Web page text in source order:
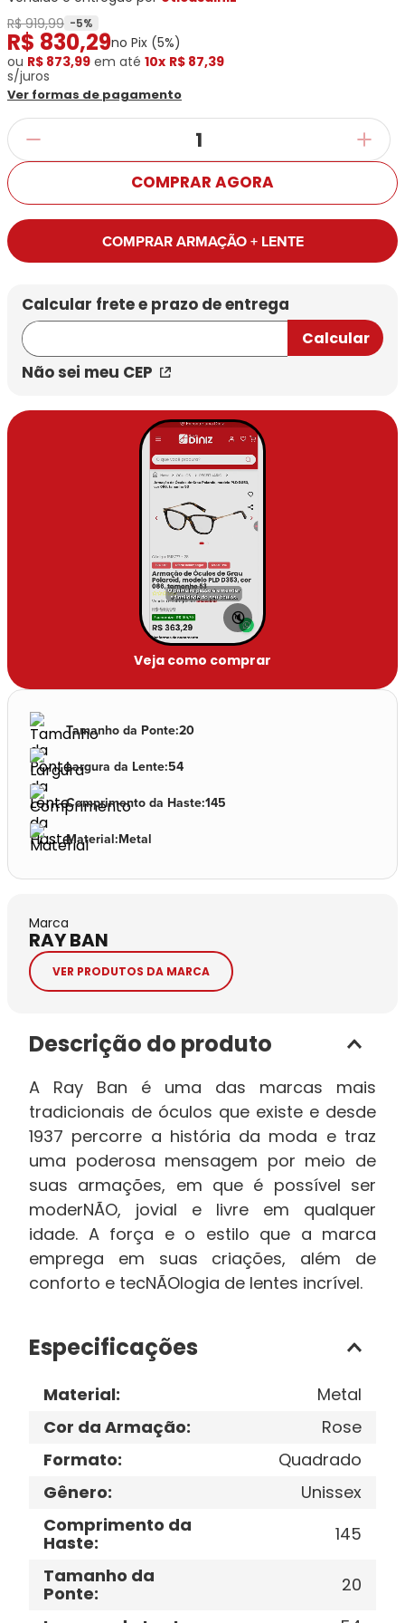
Ban
Todas
as
Marcas
Marcas
Exclusivas
Dii
Collection
Ono
Miu
Polaroid
Vogue
Todas
as
Marcas
Marcas
Exclusivas
Exclusivas
Bulget
Todas
as
Marcas
Marcas
Exclusivas
Dii
Ono
Unissex
Marcas
Exclusivas
Dii
Collection
DNZ
Hit
Ono
R$ 919,99 -5%
R$ 830,29no Pix (5%)
ou R$ 873,99 em até 10x R$ 87,39
s/juros
Ver formas de pagamento
COMPRAR AGORA
COMPRAR ARMAÇÃO + LENTE
Não sei meu CEP
🔇
Veja como comprar
Tamanho da Ponte:20
Largura da Lente:54
Comprimento da Haste:145
Material:Metal
Marca
RAY BAN
VER PRODUTOS DA MARCA
Descrição do produto
A Ray Ban é uma das marcas mais
tradicionais de óculos que existe e desde
1937 percorre a história da moda e traz
uma poderosa mensagem por meio de
suas armações, em que é possível ser
moderNÃO, jovial e livre em qualquer
idade. A força e o estilo que a marca
emprega em suas criações, além de
conforto e tecNÃOlogia de lentes incrível.
Especificações
Material:
Metal
Cor da Armação:
Rose
Formato:
Quadrado
Gênero:
Unissex
Comprimento da
Haste:
145
Tamanho da
Ponte:
20